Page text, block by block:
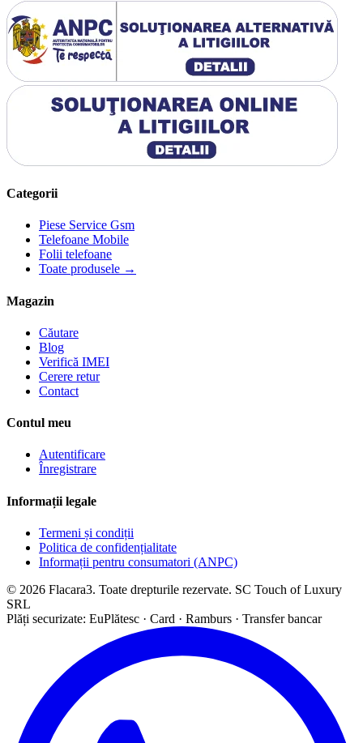
Categorii
Piese Service Gsm
Telefoane Mobile
Folii telefoane
Toate produsele →
Magazin
Căutare
Blog
Verifică IMEI
Cerere retur
Contact
Contul meu
Autentificare
Înregistrare
Informații legale
Termeni și condiții
Politica de confidențialitate
Informații pentru consumatori (ANPC)
© 2026 Flacara3. Toate drepturile rezervate. SC Touch of Luxury
SRL
Plăți securizate: EuPlătesc · Card · Ramburs · Transfer bancar